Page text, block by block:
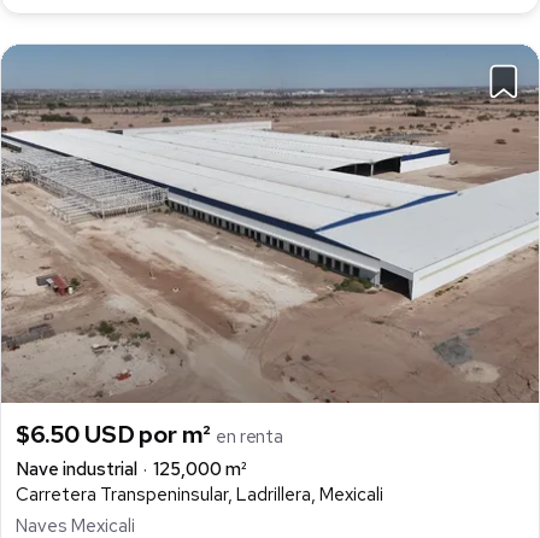
$6.50 USD por m² en renta
Nave industrial
125,000 m²
Carretera Transpeninsular, Ladrillera, Mexicali
Naves Mexicali